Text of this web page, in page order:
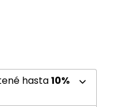
hasta10%